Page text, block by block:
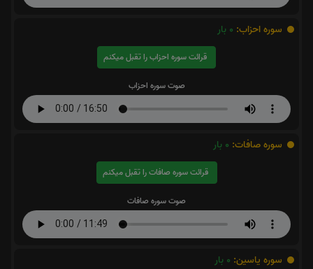
سوره احزاب: 0 بار
قرائت سوره احزاب را تقبل میکنم
صوت سوره احزاب
سوره صافات: 0 بار
قرائت سوره صافات را تقبل میکنم
صوت سوره صافات
سوره یاسین: 0 بار